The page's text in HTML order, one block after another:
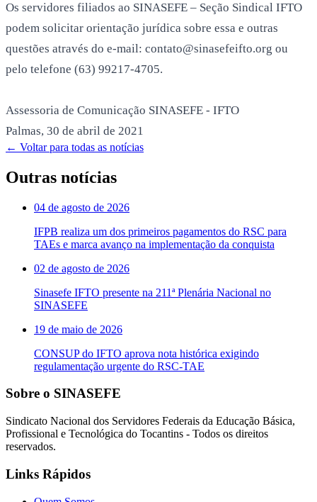
Os servidores filiados ao SINASEFE – Seção Sindical IFTO
podem solicitar orientação jurídica sobre essa e outras
questões através do e-mail: contato@sinasefeifto.org ou
pelo telefone (63) 99217-4705.
Assessoria de Comunicação SINASEFE - IFTO
Palmas, 30 de abril de 2021
← Voltar para todas as notícias
Outras notícias
04 de agosto de 2026
IFPB realiza um dos primeiros pagamentos do RSC para
TAEs e marca avanço na implementação da conquista
02 de agosto de 2026
Sinasefe IFTO presente na 211ª Plenária Nacional no
SINASEFE
19 de maio de 2026
CONSUP do IFTO aprova nota histórica exigindo
regulamentação urgente do RSC-TAE
Sobre o SINASEFE
Sindicato Nacional dos Servidores Federais da Educação Básica,
Profissional e Tecnológica do Tocantins - Todos os direitos
reservados.
Links Rápidos